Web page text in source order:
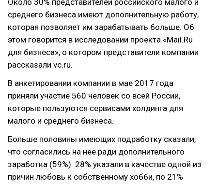
Около 30% представителей российского малого и
среднего бизнеса имеют дополнительную работу,
которая позволяет им зарабатывать больше. Об
этом говорится в исследовании проекта «Mail.Ru
для бизнеса», о котором представители компании
рассказали vc.ru.
В анкетировании компании в мае 2017 года
приняли участие 560 человек со всей России,
которые пользуются сервисами холдинга для
малого и среднего бизнеса.
Больше половины имеющих подработку сказали,
что согласились на неё ради дополнительного
заработка (59%). 28% указали в качестве одной из
причин любовь к собственному хобби, по 21%